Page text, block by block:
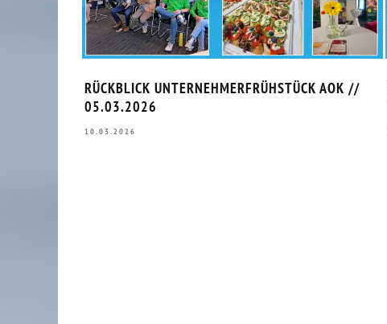
RÜCKBLICK UNTERNEHMERFRÜHSTÜCK AOK //
05.03.2026
10.03.2026